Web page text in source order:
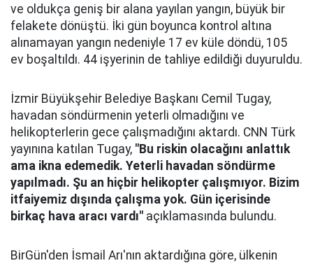
ve oldukça geniş bir alana yayılan yangın, büyük bir
felakete dönüştü. İki gün boyunca kontrol altına
alınamayan yangın nedeniyle 17 ev küle döndü, 105
ev boşaltıldı. 44 işyerinin de tahliye edildiği duyuruldu.
İzmir Büyükşehir Belediye Başkanı Cemil Tugay,
havadan söndürmenin yeterli olmadığını ve
helikopterlerin gece çalışmadığını aktardı. CNN Türk
yayınına katılan Tugay, "Bu riskin olacağını anlattık
ama ikna edemedik. Yeterli havadan söndürme
yapılmadı. Şu an hiçbir helikopter çalışmıyor. Bizim
itfaiyemiz dışında çalışma yok. Gün içerisinde
birkaç hava aracı vardı" açıklamasında bulundu.
BirGün'den İsmail Arı'nın aktardığına göre, ülkenin